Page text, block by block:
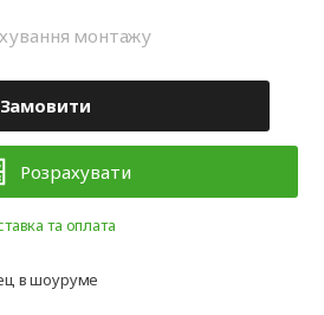
монтажу
Замовити
Розрахувати
та оплата
в шоуруме